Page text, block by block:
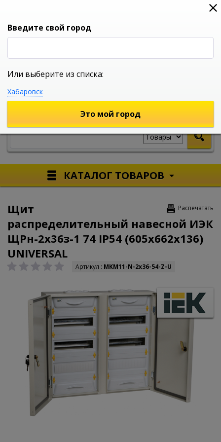
0
УНИВЕРСАЛЬНЫЙ ИНТЕРНЕТ МАГАЗИН
КАТАЛОГ ТОВАРОВ
Распечатать
Щит
распределительный навесной ИЭК
ЩРн-2х36з-1 74 IP54 (605x662x136)
UNIVERSAL
Артикул : MKM11-N-2x36-54-Z-U
Введите свой город
Или выберите из списка:
Хабаровск
Это мой город